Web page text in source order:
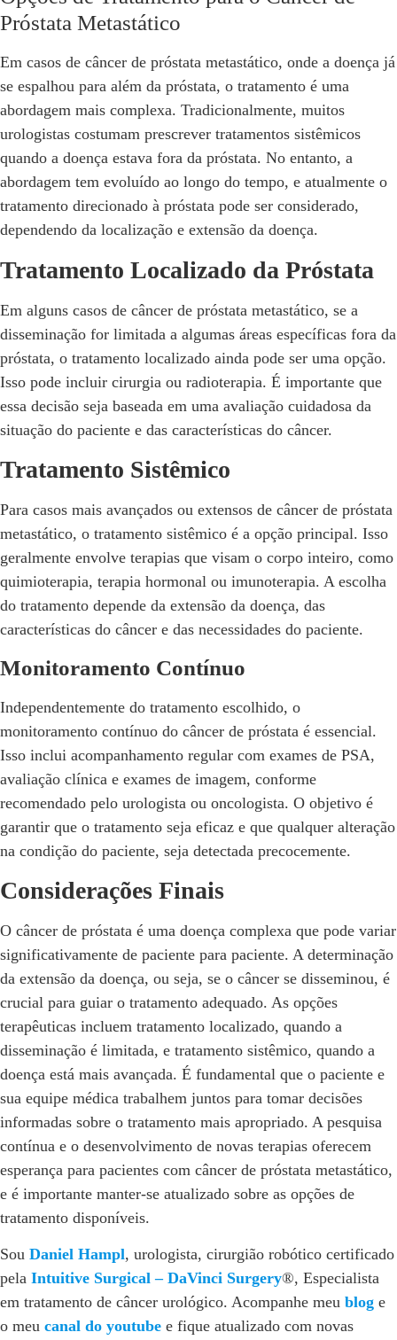
Próstata Metastático
Em casos de câncer de próstata metastático, onde a doença já
se espalhou para além da próstata, o tratamento é uma
abordagem mais complexa. Tradicionalmente, muitos
urologistas costumam prescrever tratamentos sistêmicos
quando a doença estava fora da próstata. No entanto, a
abordagem tem evoluído ao longo do tempo, e atualmente o
tratamento direcionado à próstata pode ser considerado,
dependendo da localização e extensão da doença.
Tratamento Localizado da Próstata
Em alguns casos de câncer de próstata metastático, se a
disseminação for limitada a algumas áreas específicas fora da
próstata, o tratamento localizado ainda pode ser uma opção.
Isso pode incluir cirurgia ou radioterapia. É importante que
essa decisão seja baseada em uma avaliação cuidadosa da
situação do paciente e das características do câncer.
Tratamento Sistêmico
Para casos mais avançados ou extensos de câncer de próstata
metastático, o tratamento sistêmico é a opção principal. Isso
geralmente envolve terapias que visam o corpo inteiro, como
quimioterapia, terapia hormonal ou imunoterapia. A escolha
do tratamento depende da extensão da doença, das
características do câncer e das necessidades do paciente.
Monitoramento Contínuo
Independentemente do tratamento escolhido, o
monitoramento contínuo do câncer de próstata é essencial.
Isso inclui acompanhamento regular com exames de PSA,
avaliação clínica e exames de imagem, conforme
recomendado pelo urologista ou oncologista. O objetivo é
garantir que o tratamento seja eficaz e que qualquer alteração
na condição do paciente, seja detectada precocemente.
Considerações Finais
O câncer de próstata é uma doença complexa que pode variar
significativamente de paciente para paciente. A determinação
da extensão da doença, ou seja, se o câncer se disseminou, é
crucial para guiar o tratamento adequado. As opções
terapêuticas incluem tratamento localizado, quando a
disseminação é limitada, e tratamento sistêmico, quando a
doença está mais avançada. É fundamental que o paciente e
sua equipe médica trabalhem juntos para tomar decisões
informadas sobre o tratamento mais apropriado. A pesquisa
contínua e o desenvolvimento de novas terapias oferecem
esperança para pacientes com câncer de próstata metastático,
e é importante manter-se atualizado sobre as opções de
tratamento disponíveis.
Sou Daniel Hampl, urologista, cirurgião robótico certificado
pela Intuitive Surgical – DaVinci Surgery®, Especialista
em tratamento de câncer urológico. Acompanhe meu blog e
o meu canal do youtube e fique atualizado com novas